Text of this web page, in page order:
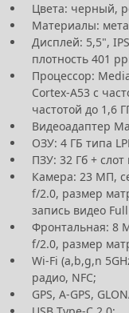
Цвета: черный,
Материалы:
Дисплей: 5,5",
плотность 401
Процессор:
Cortex-A53 с
частотой до 1,6
Видеоадаптер
ОЗУ: 4 ГБ типа
ПЗУ: 32 Гб +
Камера: 23 МП,
f/2.0, размер
запись видео
Фронтальная: 8
f/2.0, размер
Wi-Fi (a,b,g,n
радио, NFC;
GPS, A-GPS,